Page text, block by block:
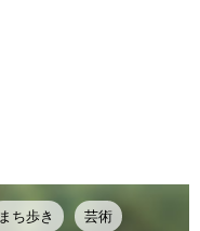
まち歩き 芸術